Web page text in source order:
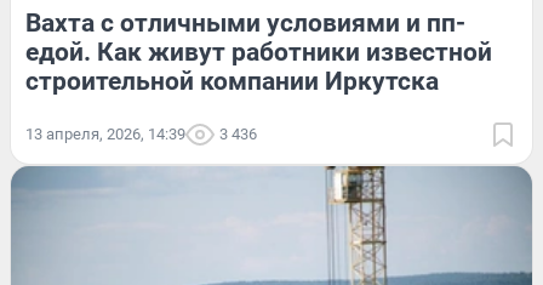
Вахта с отличными условиями и пп-
едой. Как живут работники известной
строительной компании Иркутска
13 апреля, 2026, 14:39 3 436